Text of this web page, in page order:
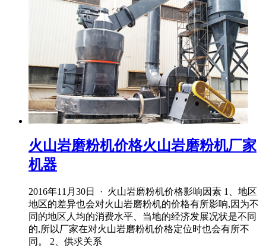
火山岩磨粉机价格火山岩磨粉机厂家
机器
2016年11月30日 · 火山岩磨粉机价格影响因素 1、地区
地区的差异也会对火山岩磨粉机的价格有所影响,因为不
同的地区人均的消费水平、当地的经济发展况状是不同
的,所以厂家在对火山岩磨粉机价格定位时也会有所不
同。 2、供求关系